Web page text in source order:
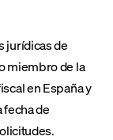
jurídicas de
miembro de la
en España y
de